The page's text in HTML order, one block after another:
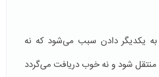
یکدیگر دادن سبب می‌شود که نه